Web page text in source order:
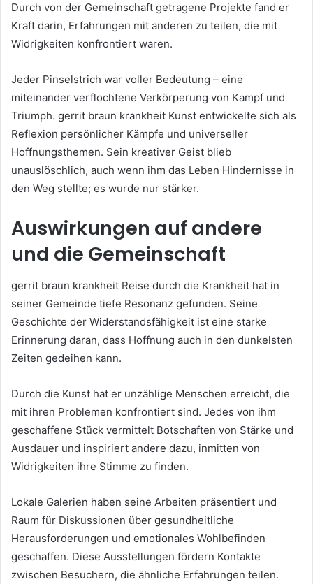
Durch von der Gemeinschaft getragene Projekte fand er
Kraft darin, Erfahrungen mit anderen zu teilen, die mit
Widrigkeiten konfrontiert waren.
Jeder Pinselstrich war voller Bedeutung – eine
miteinander verflochtene Verkörperung von Kampf und
Triumph. gerrit braun krankheit Kunst entwickelte sich als
Reflexion persönlicher Kämpfe und universeller
Hoffnungsthemen. Sein kreativer Geist blieb
unauslöschlich, auch wenn ihm das Leben Hindernisse in
den Weg stellte; es wurde nur stärker.
Auswirkungen auf andere
und die Gemeinschaft
gerrit braun krankheit Reise durch die Krankheit hat in
seiner Gemeinde tiefe Resonanz gefunden. Seine
Geschichte der Widerstandsfähigkeit ist eine starke
Erinnerung daran, dass Hoffnung auch in den dunkelsten
Zeiten gedeihen kann.
Durch die Kunst hat er unzählige Menschen erreicht, die
mit ihren Problemen konfrontiert sind. Jedes von ihm
geschaffene Stück vermittelt Botschaften von Stärke und
Ausdauer und inspiriert andere dazu, inmitten von
Widrigkeiten ihre Stimme zu finden.
Lokale Galerien haben seine Arbeiten präsentiert und
Raum für Diskussionen über gesundheitliche
Herausforderungen und emotionales Wohlbefinden
geschaffen. Diese Ausstellungen fördern Kontakte
zwischen Besuchern, die ähnliche Erfahrungen teilen.